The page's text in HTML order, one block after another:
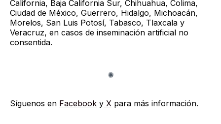
California, Baja California Sur, Chihuahua, Colima,
Ciudad de México, Guerrero, Hidalgo, Michoacán,
Morelos, San Luis Potosí, Tabasco, Tlaxcala y
Veracruz, en casos de inseminación artificial no
consentida.
Síguenos en Facebook y X para más información.